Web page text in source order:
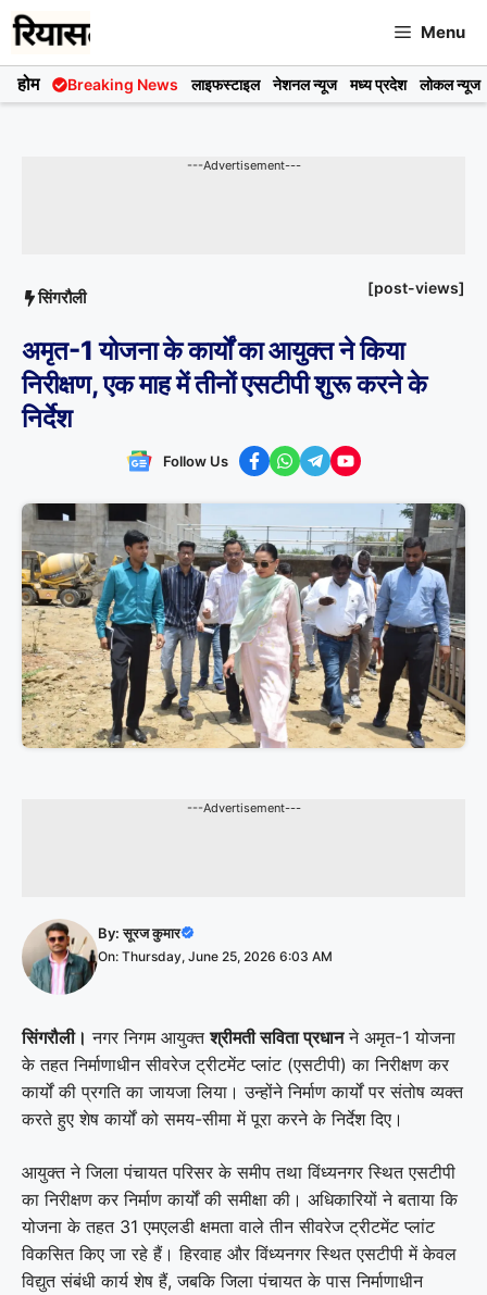
Skip
to
content
Menu
होम Breaking News लाइफस्टाइल नेशनल न्यूज मध्य प्रदेश लोकल न्यूज
---Advertisement---
सिंगरौली [post-views]
अमृत-1 योजना के कार्यों का आयुक्त ने किया
निरीक्षण, एक माह में तीनों एसटीपी शुरू करने के
निर्देश
Follow Us
---Advertisement---
By:सूरज कुमार
On: Thursday, June 25, 2026 6:03 AM
सिंगरौली। नगर निगम आयुक्तश्रीमती सविता प्रधानने अमृत-1 योजना
के तहत निर्माणाधीन सीवरेज ट्रीटमेंट प्लांट (एसटीपी) का निरीक्षण कर
कार्यों की प्रगति का जायजा लिया। उन्होंने निर्माण कार्यों पर संतोष व्यक्त
करते हुए शेष कार्यों को समय-सीमा में पूरा करने के निर्देश दिए।
आयुक्त ने जिला पंचायत परिसर के समीप तथा विंध्यनगर स्थित एसटीपी
का निरीक्षण कर निर्माण कार्यों की समीक्षा की। अधिकारियों ने बताया कि
योजना के तहत 31 एमएलडी क्षमता वाले तीन सीवरेज ट्रीटमेंट प्लांट
विकसित किए जा रहे हैं। हिरवाह और विंध्यनगर स्थित एसटीपी में केवल
विद्युत संबंधी कार्य शेष हैं, जबकि जिला पंचायत के पास निर्माणाधीन